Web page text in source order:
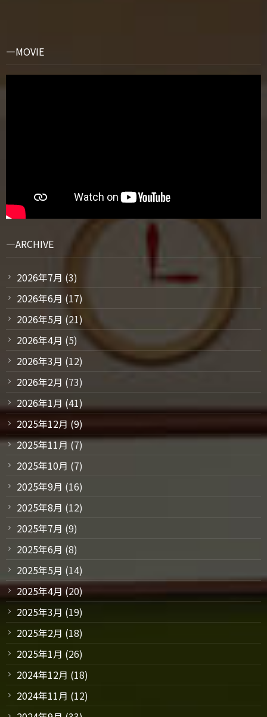
MOVIE
ARCHIVE
2026年7月 (3)
2026年6月 (17)
2026年5月 (21)
2026年4月 (5)
2026年3月 (12)
2026年2月 (73)
2026年1月 (41)
2025年12月 (9)
2025年11月 (7)
2025年10月 (7)
2025年9月 (16)
2025年8月 (12)
2025年7月 (9)
2025年6月 (8)
2025年5月 (14)
2025年4月 (20)
2025年3月 (19)
2025年2月 (18)
2025年1月 (26)
2024年12月 (18)
2024年11月 (12)